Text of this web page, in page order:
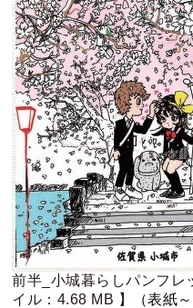
前半_小城暮らしパンフレ
イル：4.68 MB 】
（表紙